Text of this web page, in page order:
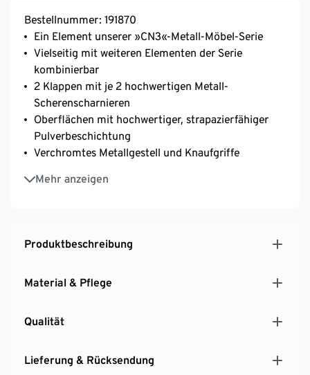
Bestellnummer: 191870
Ein Element unserer »CN3«-Metall-Möbel-Serie
Vielseitig mit weiteren Elementen der Serie
kombinierbar
2 Klappen mit je 2 hochwertigen Metall-
Scherenscharnieren
Oberflächen mit hochwertiger, strapazierfähiger
Pulverbeschichtung
Verchromtes Metallgestell und Knaufgriffe
Mehr anzeigen
Mit höhenverstellbaren Kunststofffüßen für einen
festen Stand auch auf unebenen Flächen
Produktbeschreibung
Material & Pflege
Qualität
Lieferung & Rücksendung